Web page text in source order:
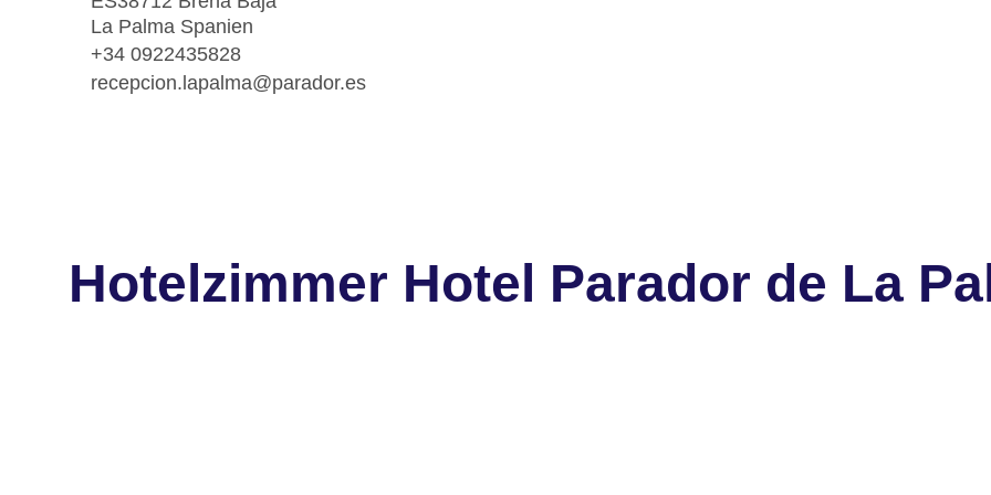
La Palma Spanien
+34 0922435828
recepcion.lapalma@parador.es
Hotelzimmer Hotel Parador de La